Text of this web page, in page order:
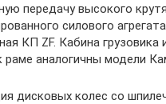
передачу высокого
силового
КП ZF. Кабина грузовика
раме аналогичны модели
дисковых колес со